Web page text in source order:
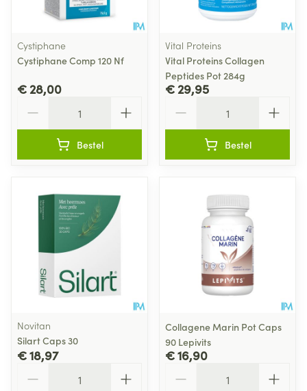
Cystiphane
Cystiphane Comp 120 Nf
€ 28,00
Bestel
Vital Proteins
Vital Proteins Collagen
Peptides Pot 284g
€ 29,95
Bestel
Novitan
Silart Caps 30
€ 18,97
Collagene Marin Pot Caps
90 Lepivits
€ 16,90